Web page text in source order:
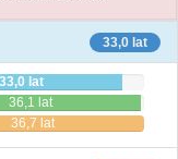
33,0 lat
33,0 lat
36,1 lat
36,7 lat